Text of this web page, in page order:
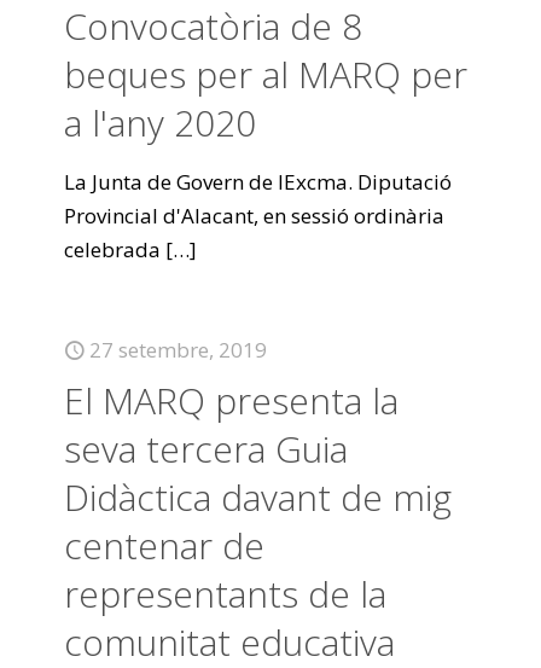
Convocatòria de 8
beques per al MARQ per
a l'any 2020
La Junta de Govern de lExcma. Diputació
Provincial d'Alacant, en sessió ordinària
celebrada […]
27 setembre, 2019
El MARQ presenta la
seva tercera Guia
Didàctica davant de mig
centenar de
representants de la
comunitat educativa